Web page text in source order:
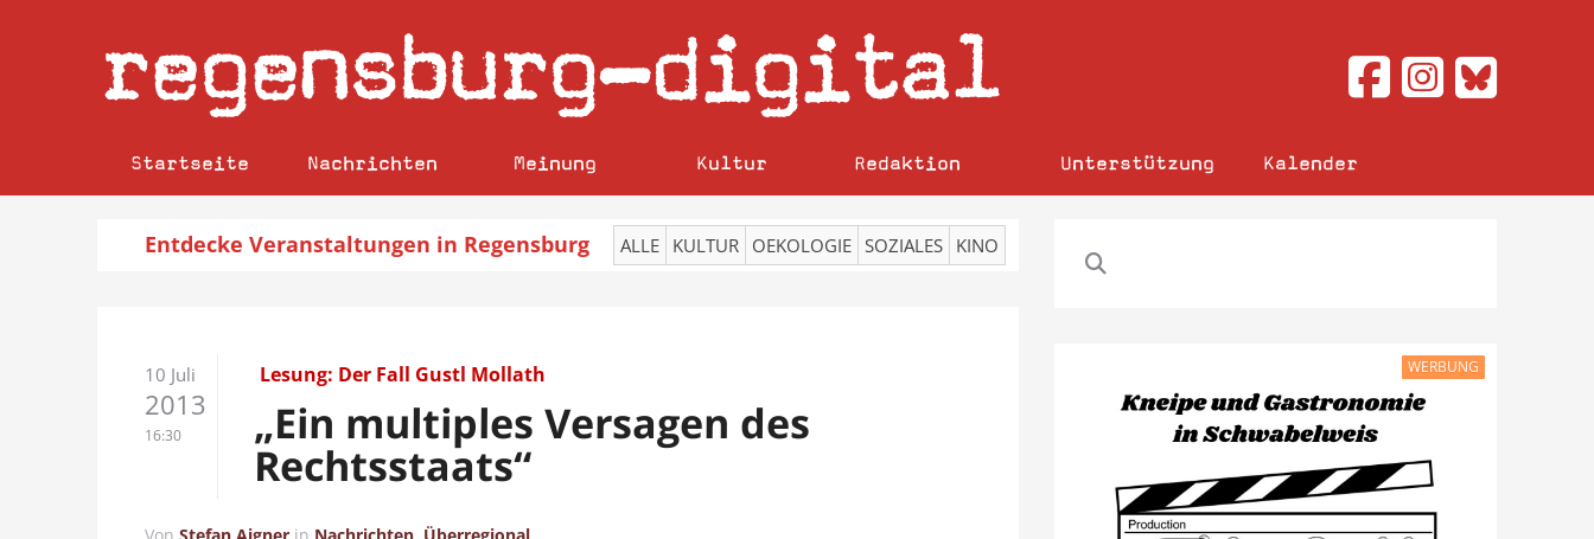
regensburg–digital
Startseite Nachrichten Meinung Kultur Redaktion Unterstützung Kalender
Entdecke Veranstaltungen in Regensburg ALLE KULTUR OEKOLOGIE SOZIALES KINO
10 Juli
2013
16:30
Lesung: Der Fall Gustl Mollath
„Ein multiples Versagen des
Rechtsstaats“
WERBUNG